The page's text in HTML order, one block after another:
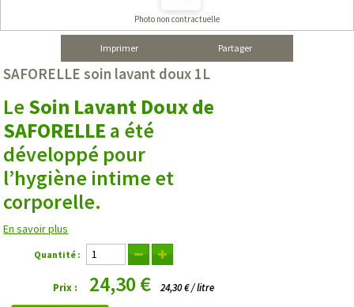
Photo non contractuelle
Imprimer Partager
SAFORELLE soin lavant doux 1L
Le Soin Lavant Doux de
SAFORELLE a été
développé pour
l’hygiène intime et
corporelle.
En savoir plus
Quantité :
Prix : 24,30 € 24,30 € / litre